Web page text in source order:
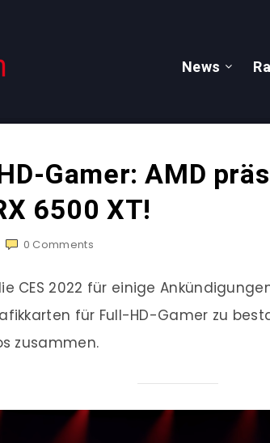
News
Gamer: AMD
6500 XT!
0 Comments
CES 2022 für einige
für Full-HD-Gamer zu
zusammen.